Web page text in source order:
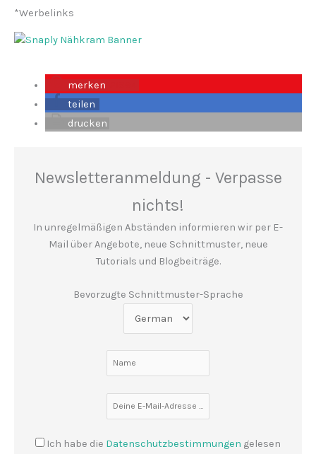
*Werbelinks
merken
teilen
drucken
Newsletteranmeldung - Verpasse
nichts!
In unregelmäßigen Abständen informieren wir per E-
Mail über Angebote, neue Schnittmuster, neue
Tutorials und Blogbeiträge.
Bevorzugte Schnittmuster-Sprache
Ich habe die Datenschutzbestimmungen gelesen